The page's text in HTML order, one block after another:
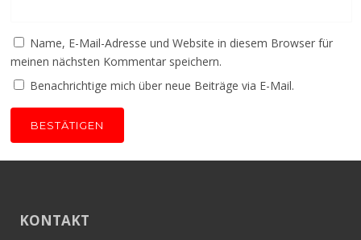
Name, E-Mail-Adresse und Website in diesem Browser für
meinen nächsten Kommentar speichern.
Benachrichtige mich über neue Beiträge via E-Mail.
KONTAKT